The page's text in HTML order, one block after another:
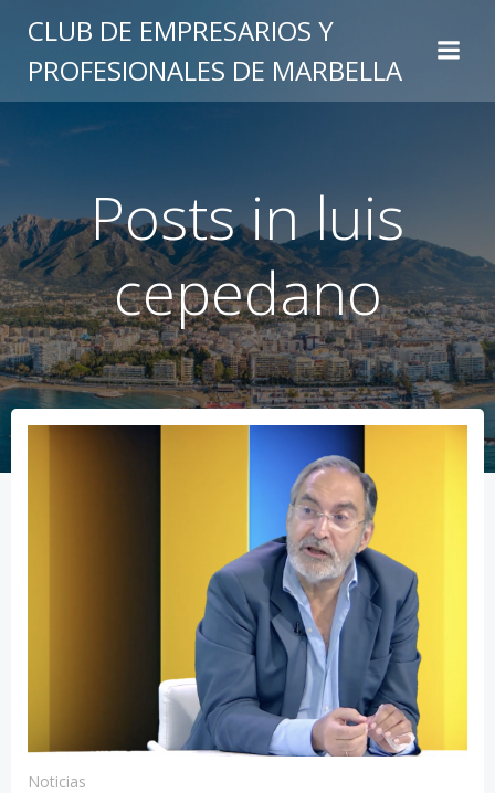
al
contenido
CLUB DE EMPRESARIOS Y
PROFESIONALES DE MARBELLA
Posts in luis
cepedano
Noticias